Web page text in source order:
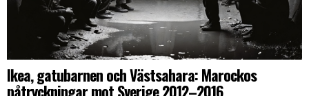
Ikea, gatubarnen och Västsahara: Marockos
påtryckningar mot Sverige 2012–2016